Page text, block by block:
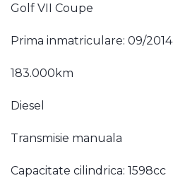
Golf VII Coupe
Prima inmatriculare: 09/2014
183.000km
Diesel
Transmisie manuala
Capacitate cilindrica: 1598cc